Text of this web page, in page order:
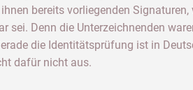
bereits vorliegenden
Denn die Unterzeichnenden
die Identitätsprüfung ist in
dafür nicht aus.